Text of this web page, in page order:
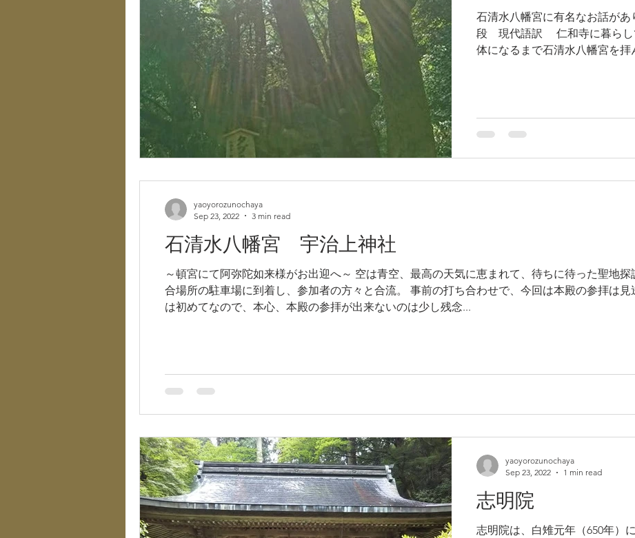
石清水八幡宮に有名なお話があります。 徒
段 現代語訳 仁和寺に暮らしていたある坊さんは、老
体になるまで石清水八幡宮を
石清水八幡宮 宇治上神社
～頓宮にて阿弥陀如来様がお出迎へ～ 空は青空、最高の天気に恵まれて、待ちに待った聖地
合場所の駐車場に到着し、参加者の方々と合流。 事前の打ち合わせで、今回は本殿の参拝は
は初めてなので、本心、本殿の参拝が出来ないのは少し残念...
yaoyorozunochaya
Sep 23, 2022
3 min read
志明院
志明院は、白雉元年（650年）
yaoyorozunochaya
Sep 23, 2022
1 min read